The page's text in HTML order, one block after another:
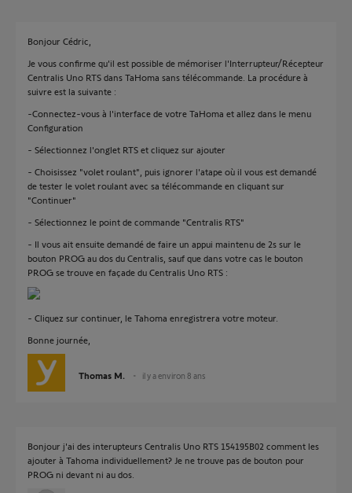
Bonjour Cédric,
Je vous confirme qu'il est possible de mémoriser l'Interrupteur/Récepteur
Centralis Uno RTS dans TaHoma sans télécommande. La procédure à
suivre est la suivante :
-Connectez-vous à l'interface de votre TaHoma et allez dans le menu
Configuration
- Sélectionnez l'onglet RTS et cliquez sur ajouter
- Choisissez "volet roulant", puis ignorer l'atape où il vous est demandé
de tester le volet roulant avec sa télécommande en cliquant sur
"Continuer"
- Sélectionnez le point de commande "Centralis RTS"
- Il vous ait ensuite demandé de faire un appui maintenu de 2s sur le
bouton PROG au dos du Centralis, sauf que dans votre cas le bouton
PROG se trouve en façade du Centralis Uno RTS :
- Cliquez sur continuer, le Tahoma enregistrera votre moteur.
Bonne journée,
Thomas M. il y a environ 8 ans
Bonjour j'ai des interupteurs Centralis Uno RTS 154195B02 comment les
ajouter à Tahoma individuellement? Je ne trouve pas de bouton pour
PROG ni devant ni au dos.